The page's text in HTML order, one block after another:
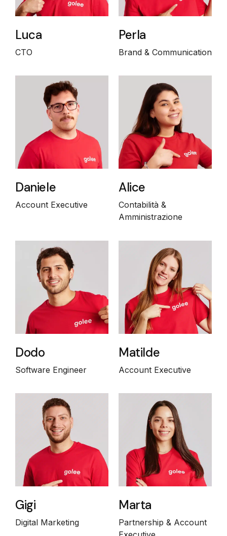
Luca
CTO
Perla
Brand & Communication
Daniele
Account Executive
Alice
Contabilità &
Amministrazione
Dodo
Software Engineer
Matilde
Account Executive
Gigi
Digital Marketing
Marta
Partnership & Account